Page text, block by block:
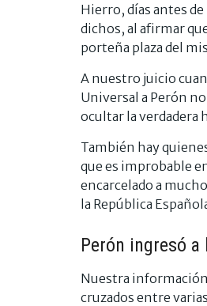
Hierro, días antes
dichos, al afirmar
porteña plaza del
A nuestro juicio
Universal a Perón
ocultar la verdadera
También hay
que es improbable
encarcelado a
la República
Perón ingresó
Nuestra
cruzados entre